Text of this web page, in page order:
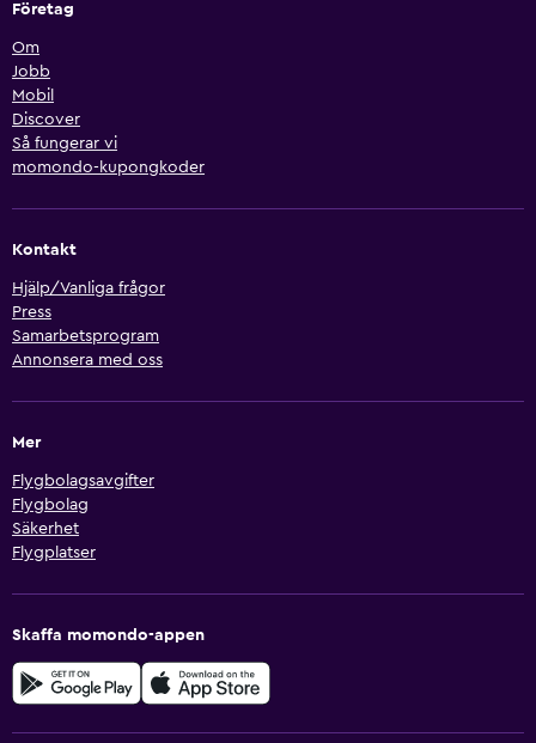
Företag
Om
Jobb
Mobil
Discover
Så fungerar vi
momondo-kupongkoder
Kontakt
Hjälp/Vanliga frågor
Press
Samarbetsprogram
Annonsera med oss
Mer
Flygbolagsavgifter
Flygbolag
Säkerhet
Flygplatser
Skaffa momondo-appen